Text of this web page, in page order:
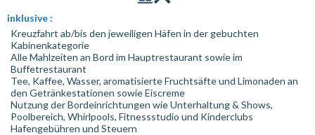
inklusive :
Kreuzfahrt ab/bis den jeweiligen Häfen in der gebuchten
Kabinenkategorie
Alle Mahlzeiten an Bord im Hauptrestaurant sowie im
Buffetrestaurant
Tee, Kaffee, Wasser, aromatisierte Fruchtsäfte und Limonaden an
den Getränkestationen sowie Eiscreme
Nutzung der Bordeinrichtungen wie Unterhaltung & Shows,
Poolbereich, Whirlpools, Fitnessstudio und Kinderclubs
Hafengebühren und Steuern